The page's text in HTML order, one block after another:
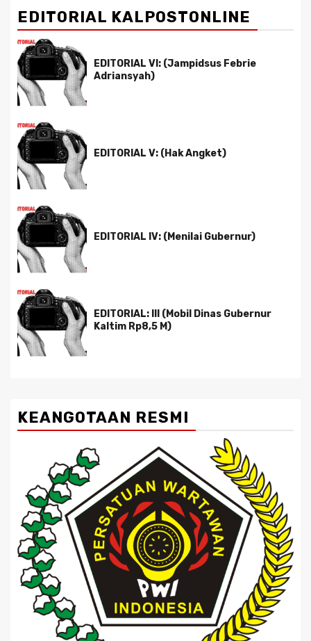
EDITORIAL KALPOSTONLINE
EDITORIAL VI: (Jampidsus Febrie
Adriansyah)
EDITORIAL V: (Hak Angket)
EDITORIAL IV: (Menilai Gubernur)
EDITORIAL: III (Mobil Dinas Gubernur
Kaltim Rp8,5 M)
KEANGOTAAN RESMI